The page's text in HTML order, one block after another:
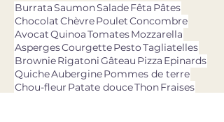
BurrataSaumonSaladeFêta Pâtes
ChocolatChèvrePouletConcombre
AvocatQuinoaTomatesMozzarella
AspergesCourgettePestoTagliatelles
BrownieRigatoniGâteau Pizza Epinards
QuicheAuberginePommes de terre
Chou-fleur Patate douceThonFraises